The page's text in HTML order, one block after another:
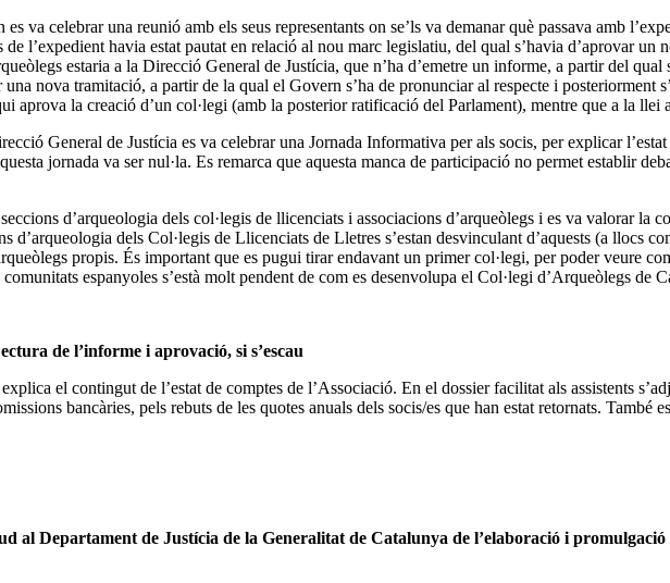
va celebrar una reunió amb els seus representants on se’ls va demanar què passava amb
l’expedient havia estat pautat en relació al nou marc legislatiu, del qual s’havia d’aprovar un
estaria a la Direcció General de Justícia, que n’ha d’emetre un informe, a partir del
nova tramitació, a partir de la qual el Govern s’ha de pronunciar al respecte i posteriorment
aprova la creació d’un col·legi (amb la posterior ratificació del Parlament), mentre que a la llei
General de Justícia es va celebrar una Jornada Informativa per als socis, per explicar
jornada va ser nul·la. Es remarca que aquesta manca de participació no permet establir
d’arqueologia dels col·legis de llicenciats i associacions d’arqueòlegs i es va valorar la
d’arqueologia dels Col·legis de Llicenciats de Lletres s’estan desvinculant d’aquests (a llocs
propis. És important que es pugui tirar endavant un primer col·legi, per poder veure
espanyoles s’està molt pendent de com es desenvolupa el Col·legi d’Arqueòlegs de
de l’informe i aprovació, si s’escau
el contingut de l’estat de comptes de l’Associació. En el dossier facilitat als assistents
bancàries, pels rebuts de les quotes anuals dels socis/es que han estat retornats. També
al Departament de Justícia de la Generalitat de Catalunya de l’elaboració i